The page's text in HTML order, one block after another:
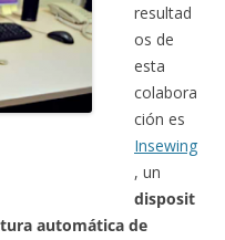
resultad
os de
esta
colabora
ción es
Insewing
, un
disposit
automática de